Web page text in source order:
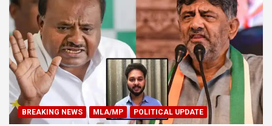
BREAKING NEWS MLA/MP POLITICAL UPDATE